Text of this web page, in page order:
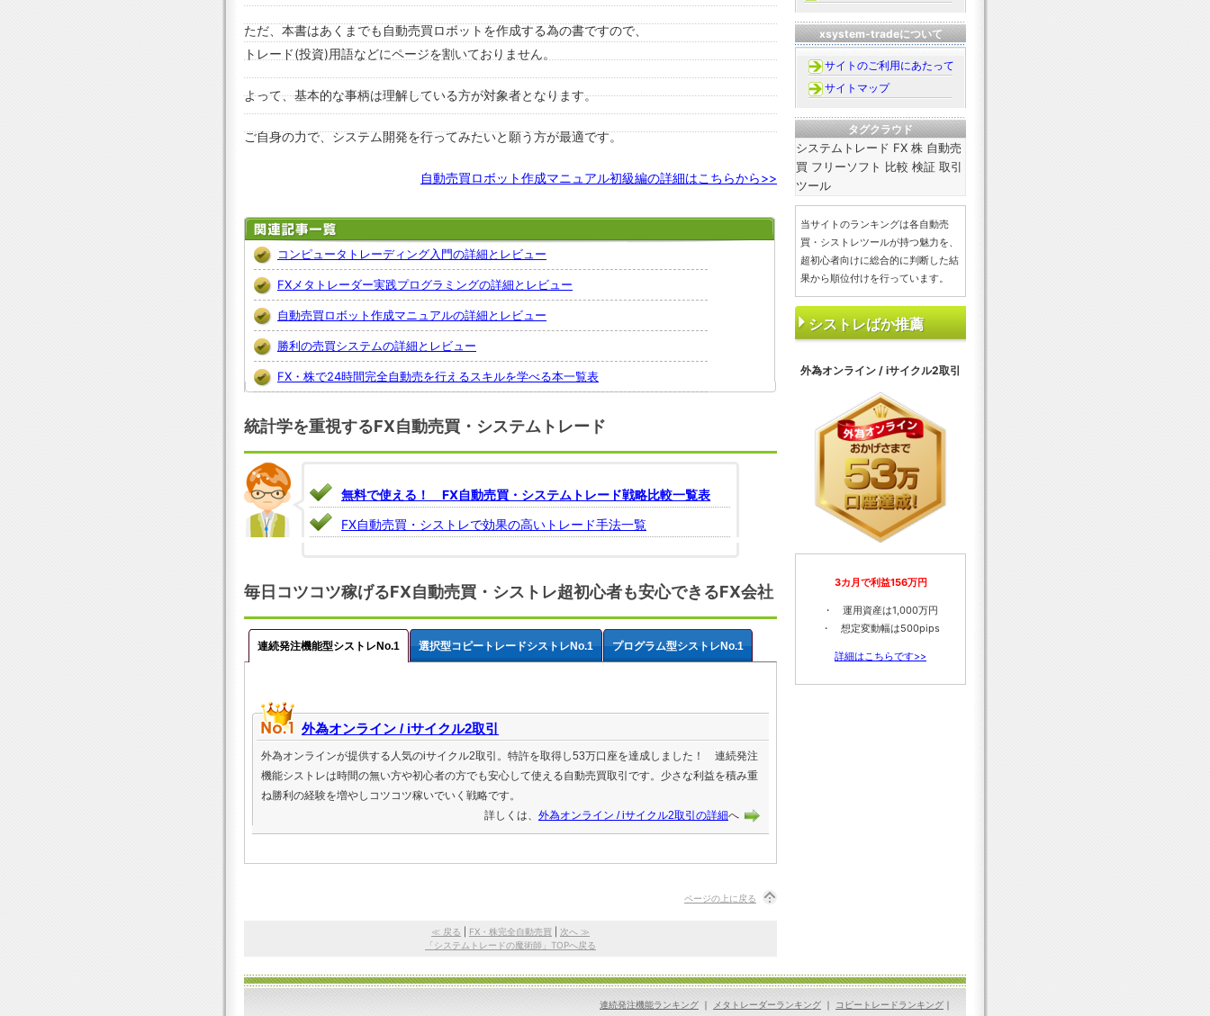
ただ、本書はあくまでも自動売買ロボットを作成する為の書ですので、
トレード(投資)用語などにページを割いておりません。
よって、基本的な事柄は理解している方が対象者となります。
ご自身の力で、システム開発を行ってみたいと願う方が最適です。
自動売買ロボット作成マニュアル初級編の詳細はこちらから>>
コンピュータトレーディング入門の詳細とレビュー
FXメタトレーダー実践プログラミングの詳細とレビュー
自動売買ロボット作成マニュアルの詳細とレビュー
勝利の売買システムの詳細とレビュー
FX・株で24時間完全自動売を行えるスキルを学べる本一覧表
統計学を重視するFX自動売買・システムトレード
無料で使える！ FX自動売買・システムトレード戦略比較一覧表
FX自動売買・シストレで効果の高いトレード手法一覧
毎日コツコツ稼げるFX自動売買・シストレ超初心者も安心できるFX会社
連続発注機能型シストレNo.1 選択型コピートレードシストレNo.1 プログラム型シストレNo.1
外為オンライン / iサイクル2取引
外為オンラインが提供する人気のiサイクル2取引。特許を取得し53万口座を達成しました！ 連続発注
機能シストレは時間の無い方や初心者の方でも安心して使える自動売買取引です。少さな利益を積み重
ね勝利の経験を増やしコツコツ稼いでいく戦略です。
詳しくは、 外為オンライン / iサイクル2取引の詳細へ
ページの上に戻る
≪ 戻る FX・株完全自動売買
次へ ≫
「システムトレードの魔術師」TOPへ戻る
xsystem-tradeについて
サイトのご利用にあたって
サイトマップ
タグクラウド
システムトレード FX 株 自動売
買 フリーソフト 比較 検証 取引
ツール
当サイトのランキングは各自動売
買・シストレツールが持つ魅力を、
超初心者向けに総合的に判断した結
果から順位付けを行っています。
シストレばか推薦
外為オンライン / iサイクル2取引
3カ月で利益156万円
・ 運用資産は1,000万円
・ 想定変動幅は500pips
詳細はこちらです>>
連続発注機能ランキング ｜ メタトレーダーランキング ｜ コピートレードランキング ｜